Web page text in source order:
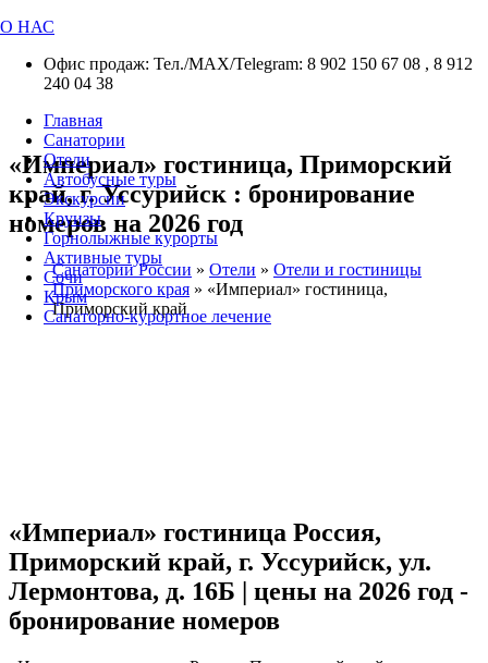
О НАС
Офис продаж: Тел./МАХ/Telegram: 8 902 150 67 08 , 8 912
240 04 38
Главная
Санатории
Отели
Автобусные туры
Экскурсии
Круизы
Горнолыжные курорты
Активные туры
Сочи
Крым
Санаторно-курортное лечение
«Империал» гостиница, Приморский
край, г. Уссурийск : бронирование
номеров на 2026 год
Санатории России » Отели » Отели и гостиницы
Приморского края » «Империал» гостиница,
Приморский край
«Империал» гостиница Россия,
Приморский край, г. Уссурийск, ул.
Лермонтова, д. 16Б | цены на 2026 год -
бронирование номеров